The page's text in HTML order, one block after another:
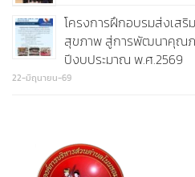
โครงการฝึกอบรมส่งเสริ
สุขภาพ สู่การพัฒนาคุณภ
ปีงบประมาณ พ.ศ.2569
22-มิถุนายน-69